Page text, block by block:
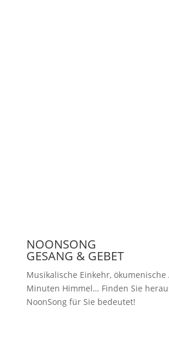
NOONSONG
GESANG & GEBET
Musikalische Einkehr, ökumenische
Minuten Himmel… Finden Sie
NoonSong für Sie bedeutet!